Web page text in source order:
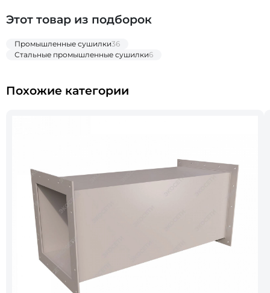
Этот товар из подборок
Промышленные сушилки36
Стальные промышленные сушилки6
Похожие категории